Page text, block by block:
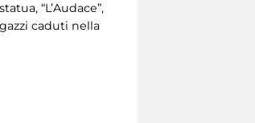
“L’Audace”,
caduti nella